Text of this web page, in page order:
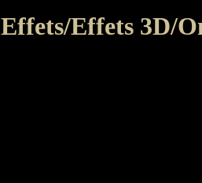
Effets/Effets 3D/